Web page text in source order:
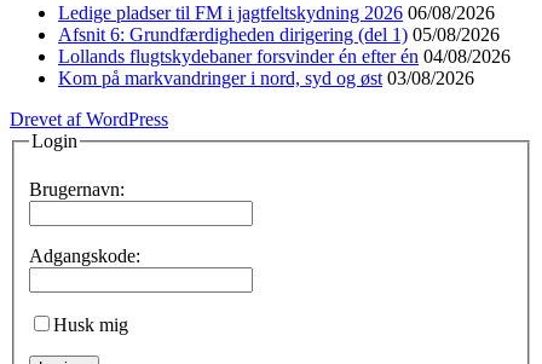
Ledige pladser til FM i jagtfeltskydning 2026 06/08/2026
Afsnit 6: Grundfærdigheden dirigering (del 1) 05/08/2026
Lollands flugtskydebaner forsvinder én efter én 04/08/2026
Kom på markvandringer i nord, syd og øst 03/08/2026
Drevet af WordPress
Login
Brugernavn:
Adgangskode:
Husk mig